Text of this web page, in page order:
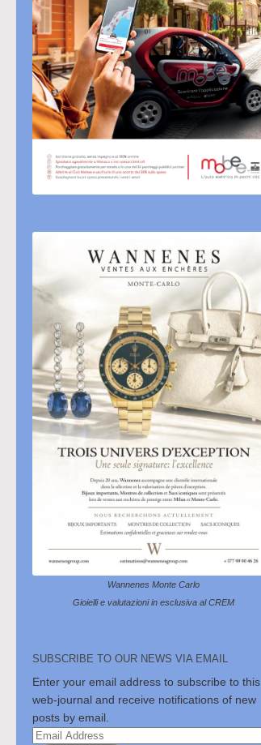
Wannenes Monte Carlo
Gioielli e valutazioni in esclusiva al CREM
SUBSCRIBE TO OUR NEWS VIA EMAIL
Enter your email address to subscribe to this
web-journal and receive notifications of new
posts by email.
Email